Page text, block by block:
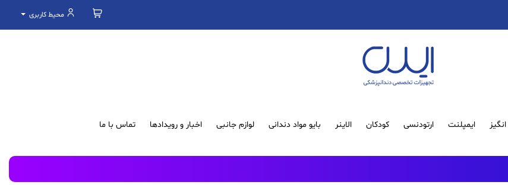
محیط کاربری
ایمپلنت ارتودنسی کودکان الاینر بایو مواد دندانی لوازم جانبی اخبار و رویدادها تماس با ما